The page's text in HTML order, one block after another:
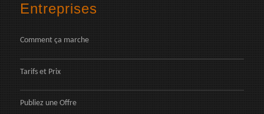
Entreprises
Comment ça marche
Tarifs et Prix
Publiez une Offre